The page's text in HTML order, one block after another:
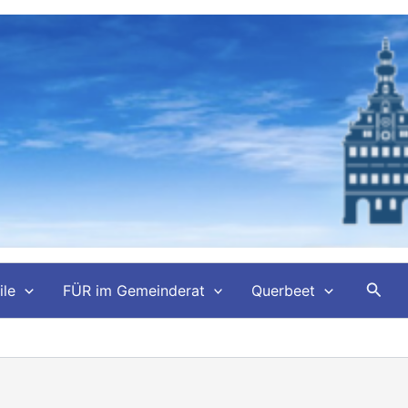
FÜR im Gemeinderat Querbeet